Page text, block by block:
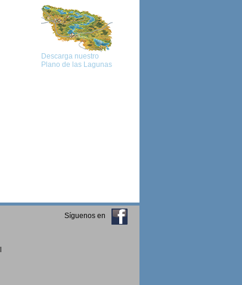
Descarga nuestro
Plano de las Lagunas
Síguenos en